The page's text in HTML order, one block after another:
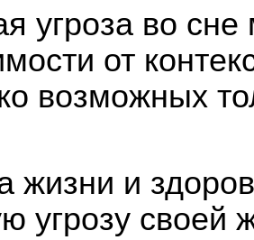
угроза во
от
возможных
жизни и
угрозу своей